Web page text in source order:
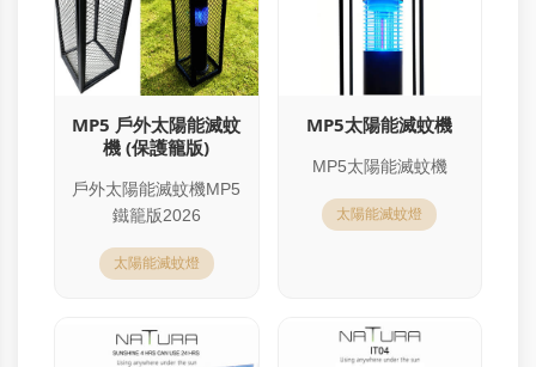
MP5 戶外太陽能滅蚊
機 (保護籠版)
戶外太陽能滅蚊機MP5
鐵籠版2026
太陽能滅蚊燈
MP5太陽能滅蚊機
MP5太陽能滅蚊機
太陽能滅蚊燈